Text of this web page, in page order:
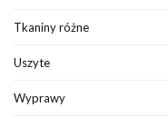
Tkaniny różne
Uszyte
Wyprawy